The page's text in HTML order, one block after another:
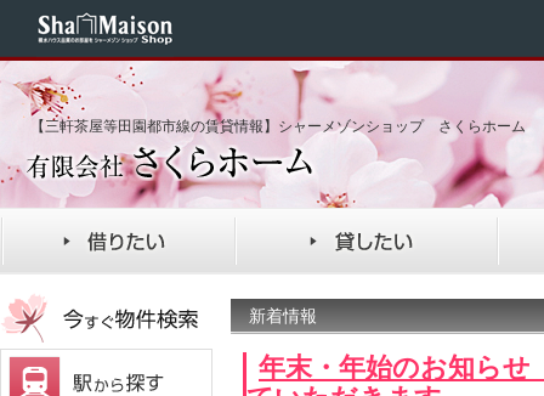
【三軒茶屋等田園都市線の賃貸情報】シャーメゾンショップ さくらホーム
新着情報
年末・年始のお知ら